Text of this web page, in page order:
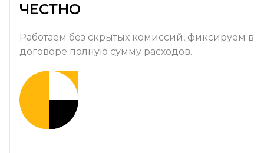
ЧЕСТНО
Работаем без скрытых комиссий, фиксируем в
договоре полную сумму расходов.